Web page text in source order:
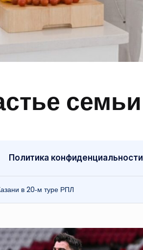
семьи
Быт,
Политика конфиденциальности
в 20‑м туре РПЛ